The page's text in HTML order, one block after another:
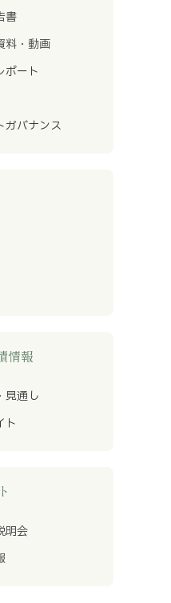
書
料・動画
ポート
ガバナンス
情報
見通し
ト
明会